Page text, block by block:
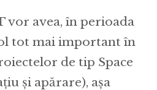
vor avea, în perioada
tot mai important în
de tip Space
și apărare), așa